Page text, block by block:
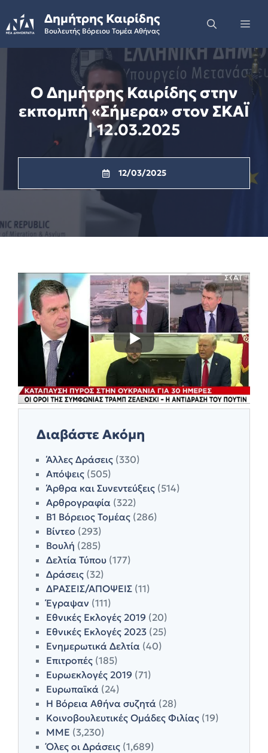
to
content
Δημήτρης Καιρίδης
Βουλευτής Βόρειου Τομέα Αθήνας
Ο Δημήτρης Καιρίδης στην
εκπομπή «Σήμερα» στον ΣΚΑΪ
| 12.03.2025
12/03/2025
Διαβάστε Ακόμη
Άλλες Δράσεις (330)
Απόψεις (505)
Άρθρα και Συνεντεύξεις (514)
Αρθρογραφία (322)
Β1 Βόρειος Τομέας (286)
Βίντεο (293)
Βουλή (285)
Δελτία Τύπου (177)
Δράσεις (32)
ΔΡΑΣΕΙΣ/ΑΠΟΨΕΙΣ (11)
Έγραψαν (111)
Εθνικές Εκλογές 2019 (20)
Εθνικές Εκλογές 2023 (25)
Ενημερωτικά Δελτία (40)
Επιτροπές (185)
Ευρωεκλογές 2019 (71)
Ευρωπαϊκά (24)
Η Βόρεια Αθήνα συζητά (28)
Κοινοβουλευτικές Ομάδες Φιλίας (19)
ΜΜΕ (3,230)
Όλες οι Δράσεις (1,689)